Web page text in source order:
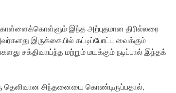
இந்த அற்புதமான திரில்லரை
இருக்கையில் கட்டிப்போட்ட வைக்கும்
சக்திவாய்ந்த மற்றும் மயக்கும் நடிப்பால் இந்தக்
தெளிவான சிந்தனையை கொண்டிருப்பதால்,